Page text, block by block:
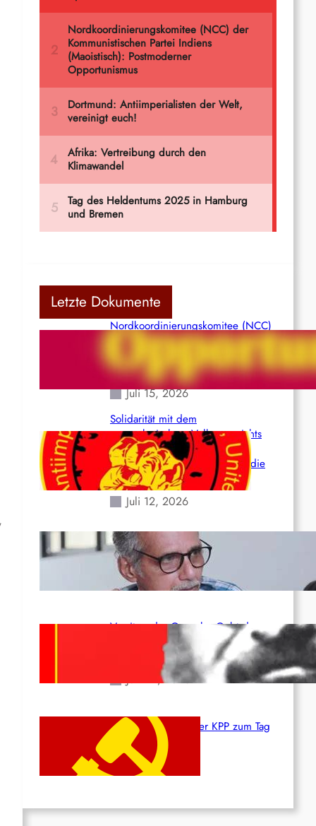
Letzte Dokumente
Nordkoordinierungskomitee (NCC)
der Kommunistischen Partei Indiens
(Maoistisch): Postmoderner
Opportunismus
Juli 15, 2026
Solidarität mit dem
venezolanischem Volk angesichts
der verlorenen Leben und der
katastrophalen Situation durch die
Erdbeben des 24. Juni!
Juli 12, 2026
Indien: „Die Politik der
Kapitulation“ von K. Murali (Ajith)
Juli 1, 2026
Vorsitzender Gonzalo: Gebt das
Leben für die Partei und die
Juni 19, 2026
Beschluss des ZK der KPP zum Tag
des Heldentums
Juni 19, 2026